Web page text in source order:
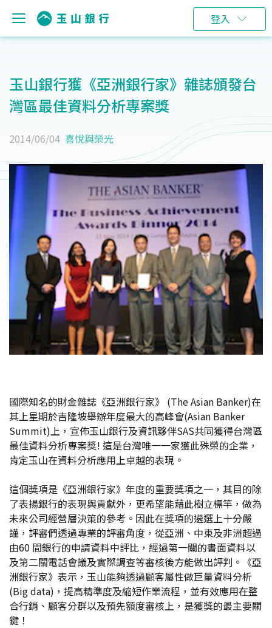
登入
玉山銀行獲《亞洲銀行家》雜誌頒發台
灣區最佳資料分析專案獎
2014/06/04 喜悅與榮光
國際知名的財金雜誌《亞洲銀行家》 (The Asian Banker)在
其上星期於吉隆坡舉辦年度最大的高峰會(Asian Banker
Summit)上，宣佈玉山銀行及資訊夥伴SAS共同獲得台灣區
最佳資料分析專案獎! 這是台灣唯一一家獲此殊榮的企業，
肯定玉山在資料分析應用上卓越的表現。
這個獎項是《亞洲銀行家》年度的重要獎項之一，其目的除
了表揚銀行的表現與貢獻外，更希望能藉此樹立標竿，做為
未來公司經營層決策的參考。因此在獎項的遴選上十分嚴
謹，評審們透過專業的評審角度，從亞洲、中東及非洲超過
由60 間銀行的申請資料中評比，經過第一關的書面資料以
及第二關電話會議及實際調查等審核後方能做出評判。《亞
洲銀行家》表示，玉山能夠透過顧客屬性做巨量資料分析
(Big data)，提高精準度及縮短作業流程，並有效應用在整
合行銷、顧客分群以及預先額度審核上，是獲獎的最主要關
鍵！